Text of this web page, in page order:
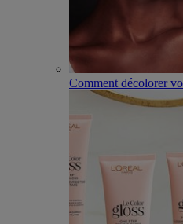
Comment décolorer